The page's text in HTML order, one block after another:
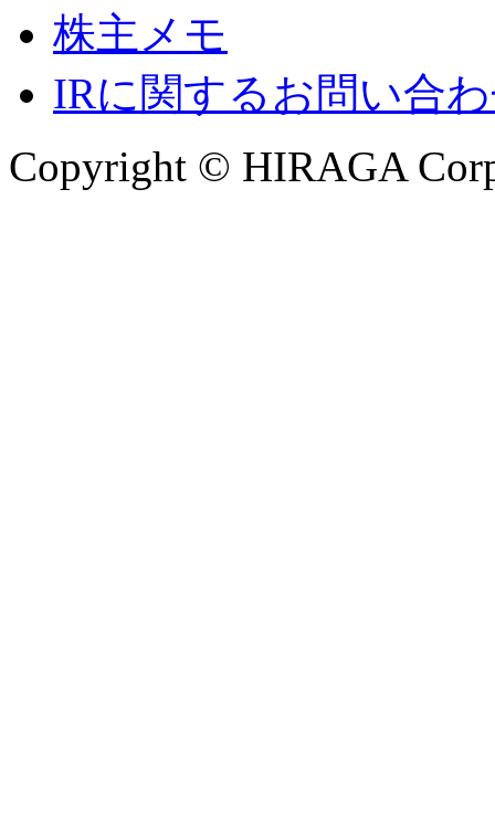
株主メモ
IRに関するお問い合
Copyright © HIRAGA